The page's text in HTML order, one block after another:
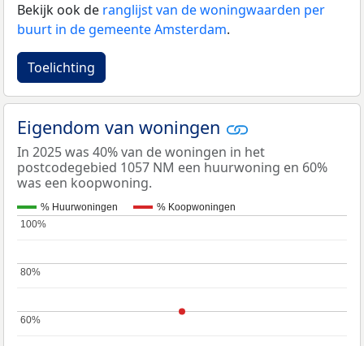
Bekijk ook de ranglijst van de woningwaarden per
buurt in de gemeente Amsterdam.
Toelichting
Eigendom van woningen
In 2025 was 40% van de woningen in het
postcodegebied 1057 NM een huurwoning en 60%
was een koopwoning.
% Huurwoningen % Koopwoningen
60%
60%
80%
80%
100%
100%